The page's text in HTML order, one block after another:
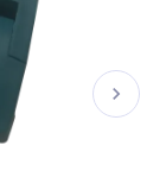
chevron_right